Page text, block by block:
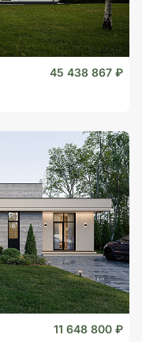
45 438 867 ₽
11 648 800 ₽